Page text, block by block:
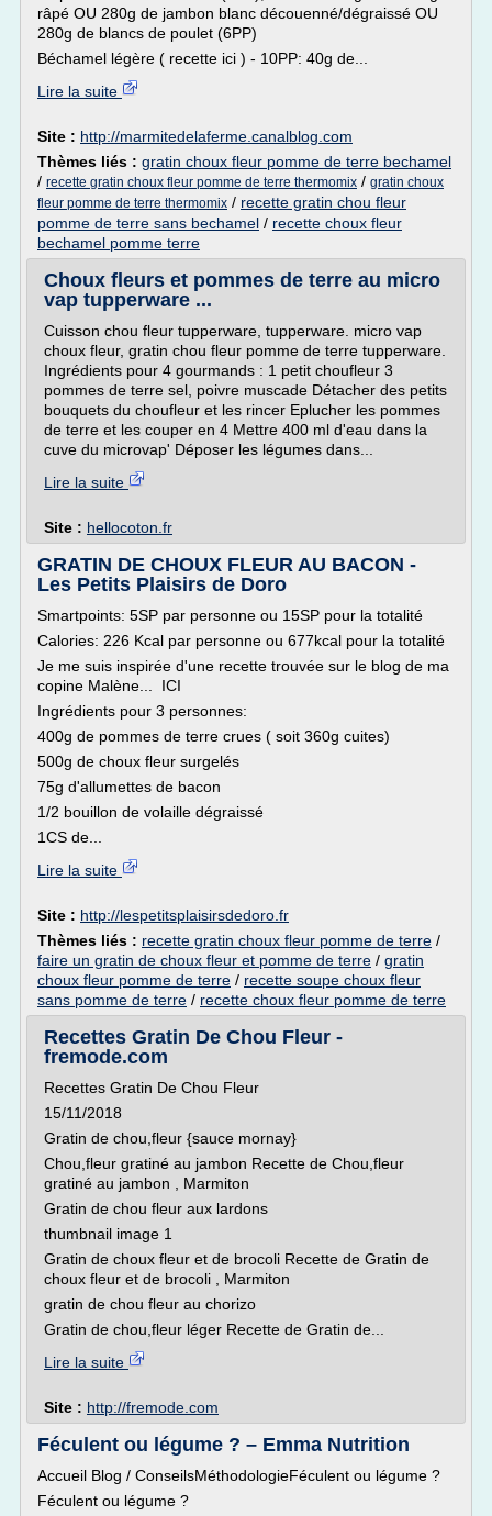
râpé OU 280g de jambon blanc découenné/dégraissé OU
280g de blancs de poulet (6PP)
Béchamel légère ( recette ici ) - 10PP: 40g de...
Lire la suite
Site : http://marmitedelaferme.canalblog.com
Thèmes liés : gratin choux fleur pomme de terre bechamel
/ recette gratin choux fleur pomme de terre thermomix / gratin choux
fleur pomme de terre thermomix / recette gratin chou fleur
pomme de terre sans bechamel / recette choux fleur
bechamel pomme terre
Choux fleurs et pommes de terre au micro
vap tupperware ...
Cuisson chou fleur tupperware, tupperware. micro vap
choux fleur, gratin chou fleur pomme de terre tupperware.
Ingrédients pour 4 gourmands : 1 petit choufleur 3
pommes de terre sel, poivre muscade Détacher des petits
bouquets du choufleur et les rincer Eplucher les pommes
de terre et les couper en 4 Mettre 400 ml d'eau dans la
cuve du microvap' Déposer les légumes dans...
Lire la suite
Site : hellocoton.fr
GRATIN DE CHOUX FLEUR AU BACON -
Les Petits Plaisirs de Doro
Smartpoints: 5SP par personne ou 15SP pour la totalité
Calories: 226 Kcal par personne ou 677kcal pour la totalité
Je me suis inspirée d'une recette trouvée sur le blog de ma
copine Malène... ICI
Ingrédients pour 3 personnes:
400g de pommes de terre crues ( soit 360g cuites)
500g de choux fleur surgelés
75g d'allumettes de bacon
1/2 bouillon de volaille dégraissé
1CS de...
Lire la suite
Site : http://lespetitsplaisirsdedoro.fr
Thèmes liés : recette gratin choux fleur pomme de terre /
faire un gratin de choux fleur et pomme de terre / gratin
choux fleur pomme de terre / recette soupe choux fleur
sans pomme de terre / recette choux fleur pomme de terre
Recettes Gratin De Chou Fleur -
fremode.com
Recettes Gratin De Chou Fleur
15/11/2018
Gratin de chou,fleur {sauce mornay}
Chou,fleur gratiné au jambon Recette de Chou,fleur
gratiné au jambon , Marmiton
Gratin de chou fleur aux lardons
thumbnail image 1
Gratin de choux fleur et de brocoli Recette de Gratin de
choux fleur et de brocoli , Marmiton
gratin de chou fleur au chorizo
Gratin de chou,fleur léger Recette de Gratin de...
Lire la suite
Site : http://fremode.com
Féculent ou légume ? – Emma Nutrition
Accueil Blog / ConseilsMéthodologieFéculent ou légume ?
Féculent ou légume ?